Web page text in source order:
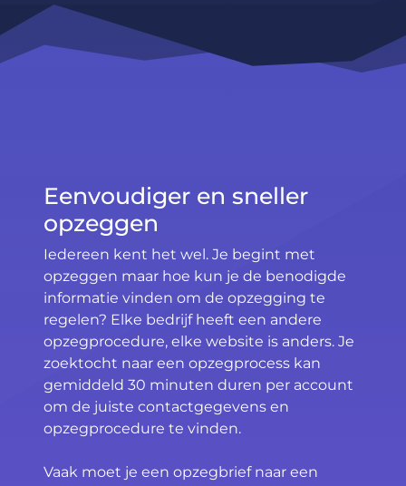
Eenvoudiger en sneller
opzeggen
Iedereen kent het wel. Je begint met
opzeggen maar hoe kun je de benodigde
informatie vinden om de opzegging te
regelen? Elke bedrijf heeft een andere
opzegprocedure, elke website is anders. Je
zoektocht naar een opzegprocess kan
gemiddeld 30 minuten duren per account
om de juiste contactgegevens en
opzegprocedure te vinden.
Vaak moet je een opzegbrief naar een